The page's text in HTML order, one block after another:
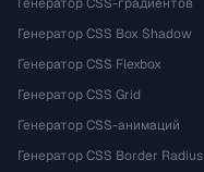
Генератор CSS Box Shadow
Генератор CSS Flexbox
Генератор CSS Grid
Генератор CSS-анимаций
Генератор CSS Border Radius